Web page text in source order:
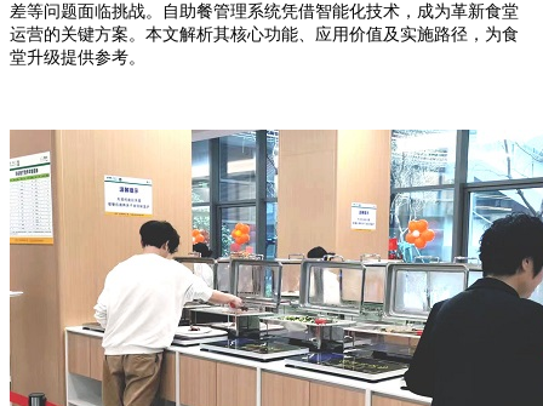
差等问题面临挑战。自助餐管理系统凭借智能化技术，成为革新食堂
运营的关键方案。本文解析其核心功能、应用价值及实施路径，为食
堂升级提供参考。